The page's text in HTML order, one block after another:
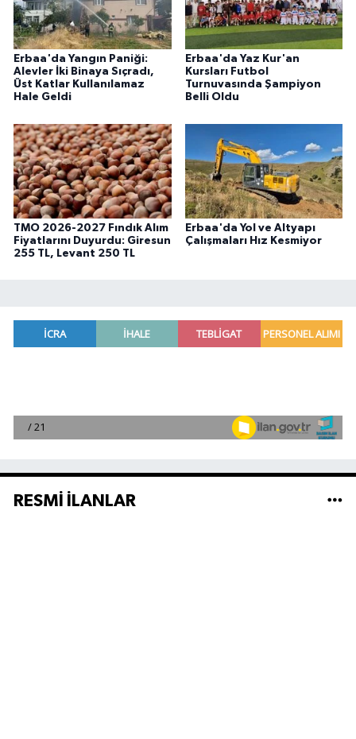
Erbaa'da Yangın Paniği:
Alevler İki Binaya Sıçradı,
Üst Katlar Kullanılamaz
Hale Geldi
Erbaa'da Yaz Kur'an
Kursları Futbol
Turnuvasında Şampiyon
Belli Oldu
TMO 2026-2027 Fındık Alım
Fiyatlarını Duyurdu: Giresun
255 TL, Levant 250 TL
Erbaa'da Yol ve Altyapı
Çalışmaları Hız Kesmiyor
RESMİ İLANLAR